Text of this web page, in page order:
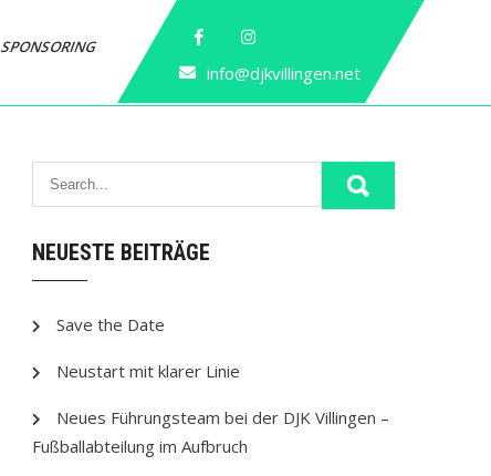
info@djkvillingen.net
SPONSORING
NEUESTE BEITRÄGE
Save the Date
Neustart mit klarer Linie
Neues Führungsteam bei der DJK Villingen –
Fußballabteilung im Aufbruch